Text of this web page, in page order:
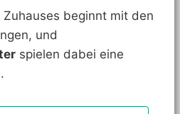
Zuhauses beginnt mit den
und
spielen dabei eine